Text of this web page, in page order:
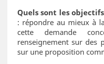
Quels sont les
: répondre au mieux à
cette demande
renseignement sur des
sur une proposition